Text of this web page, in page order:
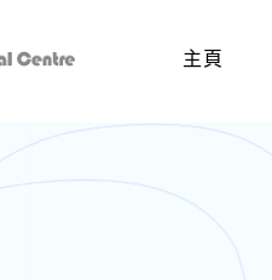
主頁